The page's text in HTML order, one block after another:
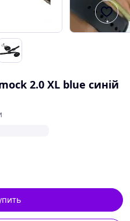
2.0 XL blue синій